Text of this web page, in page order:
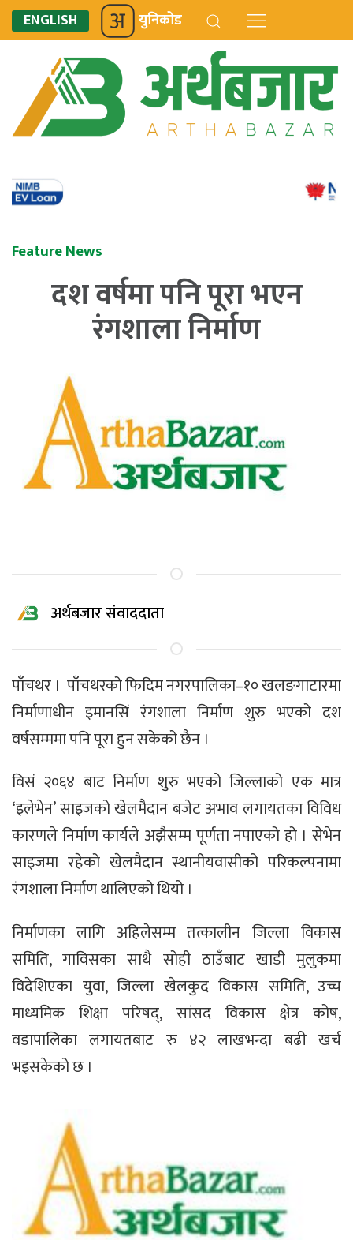
ENGLISH युनिकोड
Feature News
दश वर्षमा पनि पूरा भएन
रंगशाला निर्माण
अर्थबजार संवाददाता
पाँचथर । पाँचथरको फिदिम नगरपालिका–१० खलङगाटारमा
निर्माणाधीन इमानसिं रंगशाला निर्माण शुरु भएको दश
वर्षसम्ममा पनि पूरा हुन सकेको छैन ।
विसं २०६४ बाट निर्माण शुरु भएको जिल्लाको एक मात्र
‘इलेभेन’ साइजको खेलमैदान बजेट अभाव लगायतका विविध
कारणले निर्माण कार्यले अझैसम्म पूर्णता नपाएको हो । सेभेन
साइजमा रहेको खेलमैदान स्थानीयवासीको परिकल्पनामा
रंगशाला निर्माण थालिएको थियो ।
निर्माणका लागि अहिलेसम्म तत्कालीन जिल्ला विकास
समिति, गाविसका साथै सोही ठाउँबाट खाडी मुलुकमा
विदेशिएका युवा, जिल्ला खेलकुद विकास समिति, उच्च
माध्यमिक शिक्षा परिषद्, सांसद विकास क्षेत्र कोष,
वडापालिका लगायतबाट रु ४२ लाखभन्दा बढी खर्च
भइसकेको छ ।